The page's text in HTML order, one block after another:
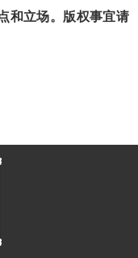
和立场。版权事宜请